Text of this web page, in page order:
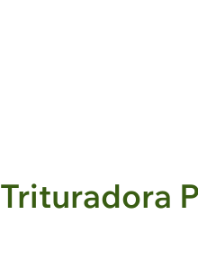
Trituradora